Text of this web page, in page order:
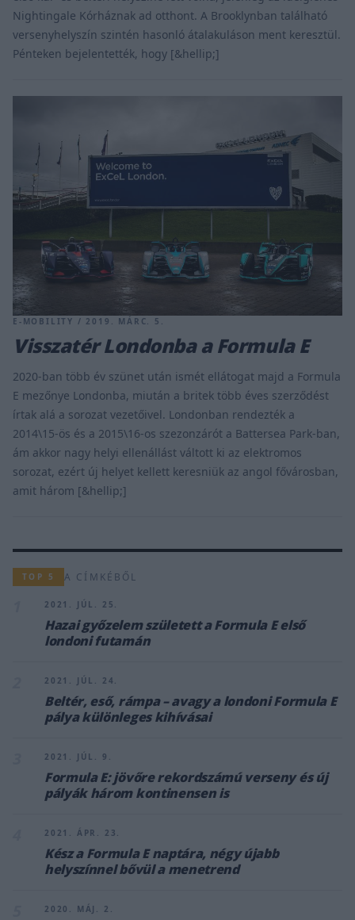
Nightingale Kórháznak ad otthont. A Brooklynban található
versenyhelyszín szintén hasonló átalakuláson ment keresztül.
Pénteken bejelentették, hogy [&hellip;]
E-MOBILITY / 2019. MÁRC. 5.
Visszatér Londonba a Formula E
2020-ban több év szünet után ismét ellátogat majd a Formula
E mezőnye Londonba, miután a britek több éves szerződést
írtak alá a sorozat vezetőivel. Londonban rendezték a
2014\15-ös és a 2015\16-os szezonzárót a Battersea Park-ban,
ám akkor nagy helyi ellenállást váltott ki az elektromos
sorozat, ezért új helyet kellett keresniük az angol fővárosban,
amit három [&hellip;]
TOP 5 A CÍMKÉBŐL
2021. JÚL. 25.
Hazai győzelem született a Formula E első
londoni futamán
2021. JÚL. 24.
Beltér, eső, rámpa – avagy a londoni Formula E
pálya különleges kihívásai
2021. JÚL. 9.
Formula E: jövőre rekordszámú verseny és új
pályák három kontinensen is
2021. ÁPR. 23.
Kész a Formula E naptára, négy újabb
helyszínnel bővül a menetrend
2020. MÁJ. 2.